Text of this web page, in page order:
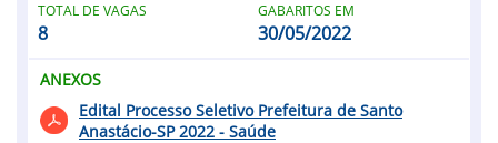
TOTAL DE VAGAS
8
GABARITOS EM
30/05/2022
ANEXOS
Edital Processo Seletivo Prefeitura de Santo
Anastácio-SP 2022 - Saúde